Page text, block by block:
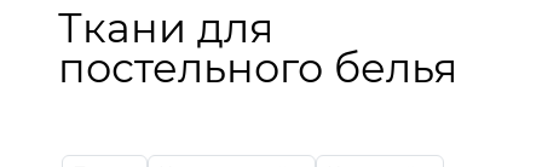
Ткани для
постельного белья